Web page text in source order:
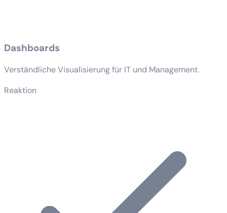
Dashboards
Verständliche Visualisierung für IT und Management.
Reaktion